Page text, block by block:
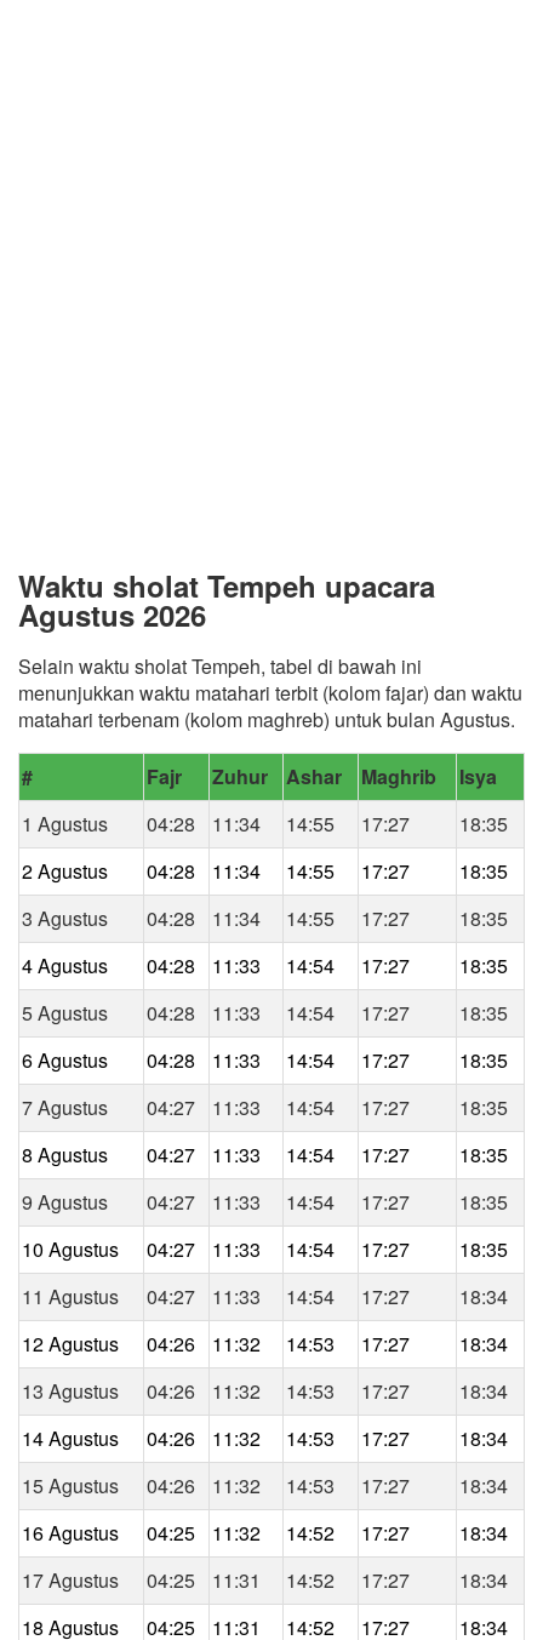
Waktu sholat Tempeh upacara
Agustus 2026
Selain waktu sholat Tempeh, tabel di bawah ini
menunjukkan waktu matahari terbit (kolom fajar) dan waktu
matahari terbenam (kolom maghreb) untuk bulan Agustus.
# Fajr Zuhur Ashar Maghrib
Isya
1 Agustus
04:28 11:34 14:55 17:27
18:35
2 Agustus
04:28 11:34 14:55 17:27
18:35
3 Agustus
04:28 11:34 14:55 17:27
18:35
4 Agustus
04:28 11:33 14:54 17:27
18:35
5 Agustus
04:28 11:33 14:54 17:27
18:35
6 Agustus
04:28 11:33 14:54 17:27
18:35
7 Agustus
04:27 11:33 14:54 17:27
18:35
8 Agustus
04:27 11:33 14:54 17:27
18:35
9 Agustus
04:27 11:33 14:54 17:27
18:35
10 Agustus
04:27 11:33 14:54 17:27
18:35
11 Agustus
04:27 11:33 14:54 17:27
18:34
12 Agustus
04:26 11:32 14:53 17:27
18:34
13 Agustus
04:26 11:32 14:53 17:27
18:34
14 Agustus
04:26 11:32 14:53 17:27
18:34
15 Agustus
04:26 11:32 14:53 17:27
18:34
16 Agustus
04:25 11:32 14:52 17:27
18:34
17 Agustus
04:25 11:31 14:52 17:27
18:34
18 Agustus
04:25 11:31 14:52 17:27 18:34